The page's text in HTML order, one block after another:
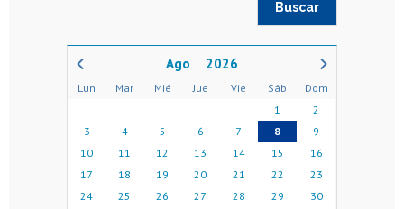
2026
Lun Mar Mié Jue Vie Sáb
Dom
1
2
3
4 5 6 7 8
9
10
11 12 13 14 15
16
17
18 19 20 21 22
23
24
25 26 27 28 29
30